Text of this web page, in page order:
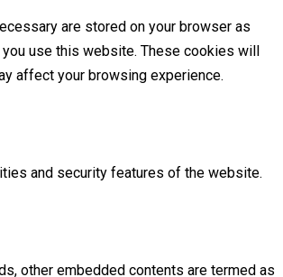
are stored on your browser as
use this website. These cookies will
affect your browsing experience.
and security features of the website.
other embedded contents are termed as